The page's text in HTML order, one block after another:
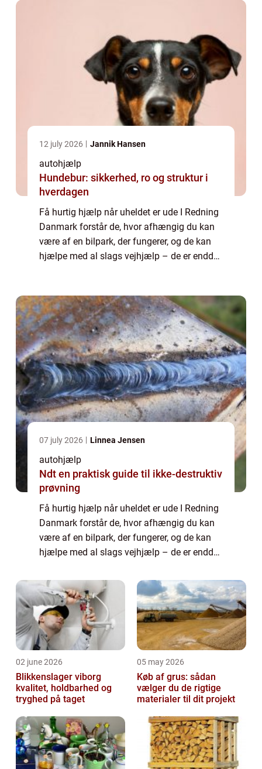
12 july 2026 Jannik Hansen
autohjælp
Hundebur: sikkerhed, ro og struktur i
hverdagen
Få hurtig hjælp når uheldet er ude I Redning
Danmark forstår de, hvor afhængig du kan
være af en bilpark, der fungerer, og de kan
hjælpe med al slags vejhjælp – de er endda
07 july 2026 Linnea Jensen
autohjælp
Ndt en praktisk guide til ikke-destruktiv
prøvning
Få hurtig hjælp når uheldet er ude I Redning
Danmark forstår de, hvor afhængig du kan
være af en bilpark, der fungerer, og de kan
hjælpe med al slags vejhjælp – de er endda
fx få lavet en erhvervslø...
02 june 2026
Blikkenslager viborg
kvalitet, holdbarhed og
tryghed på taget
05 may 2026
Køb af grus: sådan
vælger du de rigtige
materialer til dit projekt